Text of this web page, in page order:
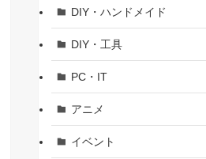
DIY・ハンドメイド
DIY・工具
PC・IT
アニメ
イベント